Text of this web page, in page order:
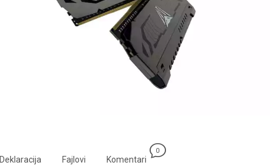
Deklaracija Fajlovi Komentari
0